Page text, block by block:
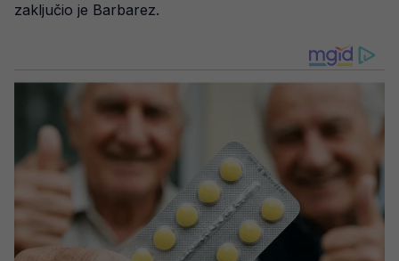
zaključio je Barbarez.